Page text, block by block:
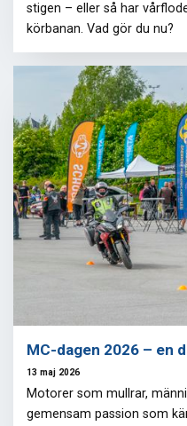
stigen – eller så har
körbanan. Vad gör du nu?
MC-dagen 2026 – en
13 maj 2026
Motorer som mullrar,
gemensam passion som